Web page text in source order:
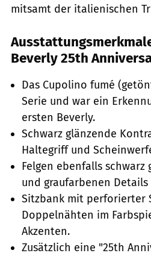
mitsamt der italienischen
Beverly 25th
Das Cupolino fumé
Serie und war ein
ersten Beverly.
Schwarz glänzende
Haltegriff und
Felgen ebenfalls
und graufarbenen Details
Sitzbank mit perforierter
Doppelnähten im
Akzenten.
Zusätzlich eine "25th